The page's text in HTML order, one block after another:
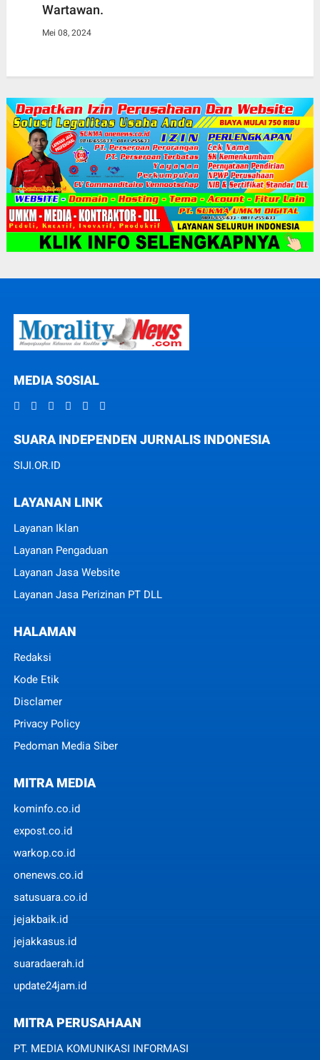
Wartawan.
Mei 08, 2024
MEDIA SOSIAL
SUARA INDEPENDEN JURNALIS INDONESIA
SIJI.OR.ID
LAYANAN LINK
Layanan Iklan
Layanan Pengaduan
Layanan Jasa Website
Layanan Jasa Perizinan PT DLL
HALAMAN
Redaksi
Kode Etik
Disclamer
Privacy Policy
Pedoman Media Siber
MITRA MEDIA
kominfo.co.id
expost.co.id
warkop.co.id
onenews.co.id
satusuara.co.id
jejakbaik.id
jejakkasus.id
suaradaerah.id
update24jam.id
MITRA PERUSAHAAN
PT. MEDIA KOMUNIKASI INFORMASI